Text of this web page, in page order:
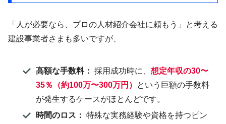
「人が必要なら、プロの人材紹介会社に頼もう」と考える
建設事業者さまも多いですが、
高額な手数料： 採用成功時に、 想定年収の30〜
35％（約100万〜300万円）
という巨額の手数料
が発生するケースがほとんどです。
時間のロス： 特殊な実務経験や資格を持つピン